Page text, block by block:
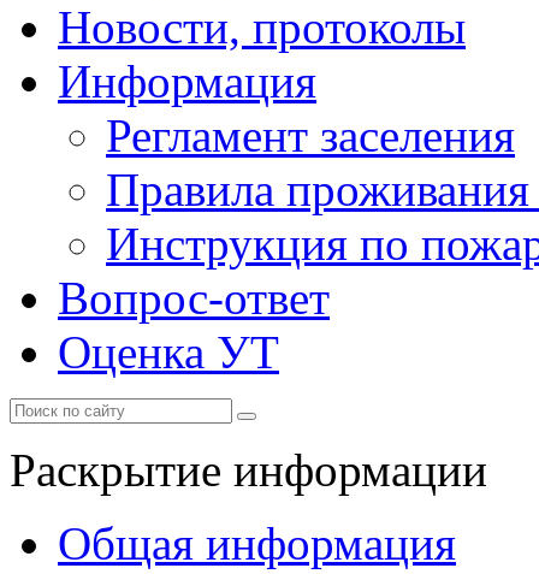
Новости, протоколы
Информация
Регламент заселения
Правила
Инструкция по
Вопрос-ответ
Оценка УТ
Раскрытие информации
Общая информация